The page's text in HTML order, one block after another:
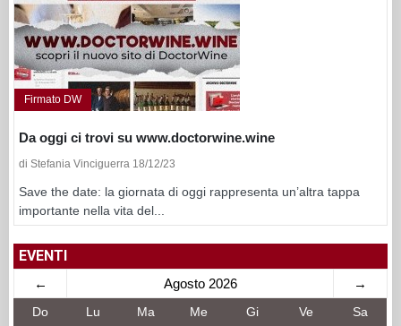
Firmato DW
Da oggi ci trovi su www.doctorwine.wine
di Stefania Vinciguerra 18/12/23
Save the date: la giornata di oggi rappresenta un’altra tappa
importante nella vita del...
EVENTI
← Agosto 2026 →
Do Lu Ma Me Gi Ve Sa